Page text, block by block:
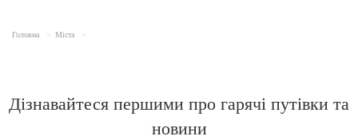
Головна Міста
Дізнавайтеся першими про гарячі путівки та
новини